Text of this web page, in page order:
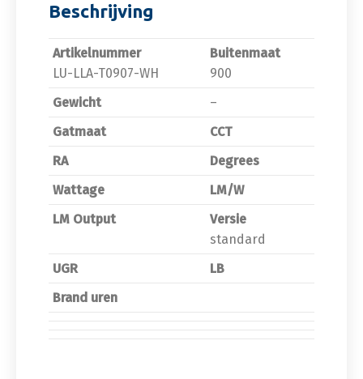
Beschrijving
Artikelnummer
LU-LLA-T0907-WH
Buitenmaat
900
Gewicht
–
Gatmaat
CCT
RA
Degrees
Wattage
LM/W
LM Output
Versie
standard
UGR
LB
Brand uren